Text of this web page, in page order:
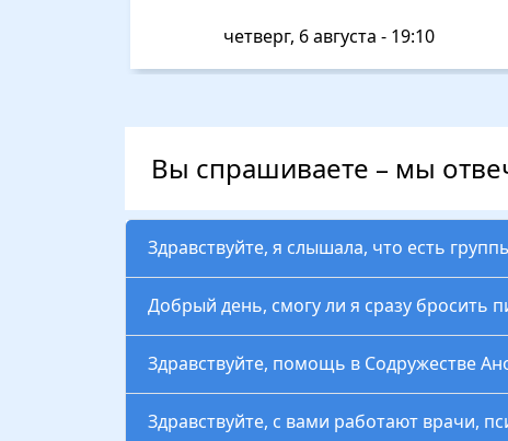
четверг, 6 августа - 19:10
Вы спрашиваете – мы
Здравствуйте, я слышала, что есть
Добрый день, смогу ли я сразу бросить
Здравствуйте, помощь в Содружестве
Здравствуйте, с вами работают врачи,